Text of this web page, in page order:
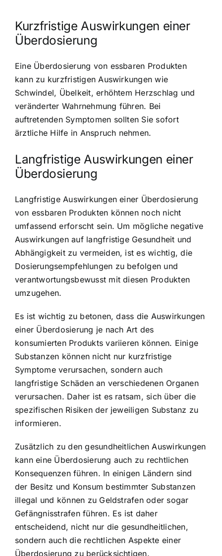
Kurzfristige Auswirkungen einer
Überdosierung
Eine Überdosierung von essbaren Produkten
kann zu kurzfristigen Auswirkungen wie
Schwindel, Übelkeit, erhöhtem Herzschlag und
veränderter Wahrnehmung führen. Bei
auftretenden Symptomen sollten Sie sofort
ärztliche Hilfe in Anspruch nehmen.
Langfristige Auswirkungen einer
Überdosierung
Langfristige Auswirkungen einer Überdosierung
von essbaren Produkten können noch nicht
umfassend erforscht sein. Um mögliche negative
Auswirkungen auf langfristige Gesundheit und
Abhängigkeit zu vermeiden, ist es wichtig, die
Dosierungsempfehlungen zu befolgen und
verantwortungsbewusst mit diesen Produkten
umzugehen.
Es ist wichtig zu betonen, dass die Auswirkungen
einer Überdosierung je nach Art des
konsumierten Produkts variieren können. Einige
Substanzen können nicht nur kurzfristige
Symptome verursachen, sondern auch
langfristige Schäden an verschiedenen Organen
verursachen. Daher ist es ratsam, sich über die
spezifischen Risiken der jeweiligen Substanz zu
informieren.
Zusätzlich zu den gesundheitlichen Auswirkungen
kann eine Überdosierung auch zu rechtlichen
Konsequenzen führen. In einigen Ländern sind
der Besitz und Konsum bestimmter Substanzen
illegal und können zu Geldstrafen oder sogar
Gefängnisstrafen führen. Es ist daher
entscheidend, nicht nur die gesundheitlichen,
sondern auch die rechtlichen Aspekte einer
Überdosierung zu berücksichtigen.